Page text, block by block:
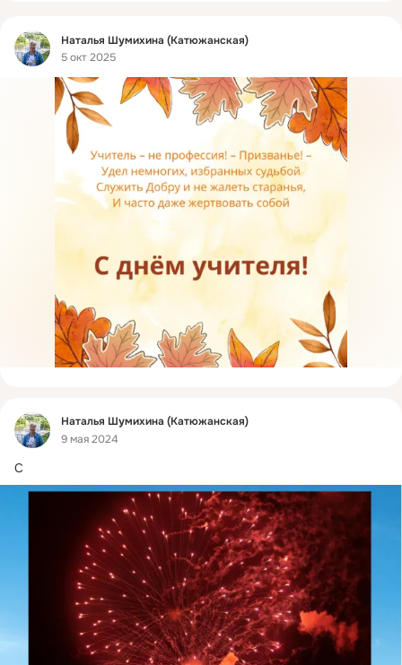
Фид
Наталья Шумихина (Катюжанская)
5 окт 2025
Фид
Наталья Шумихина (Катюжанская)
9 мая 2024
С